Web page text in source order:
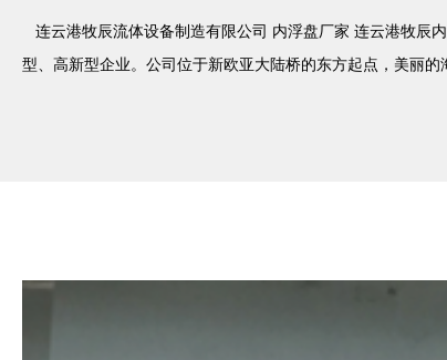
连云港牧辰流体设备制造有限公司 内浮盘厂家 连云港牧辰
型、高新型企业。公司位于新欧亚大陆桥的东方起点，美丽